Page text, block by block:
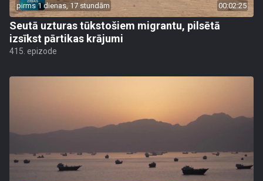
pirms 1 dienas, 17 stundām 00:02:25
Seutā uzturas tūkstošiem migrantu, pilsētā
izsīkst pārtikas krājumi
415. epizode